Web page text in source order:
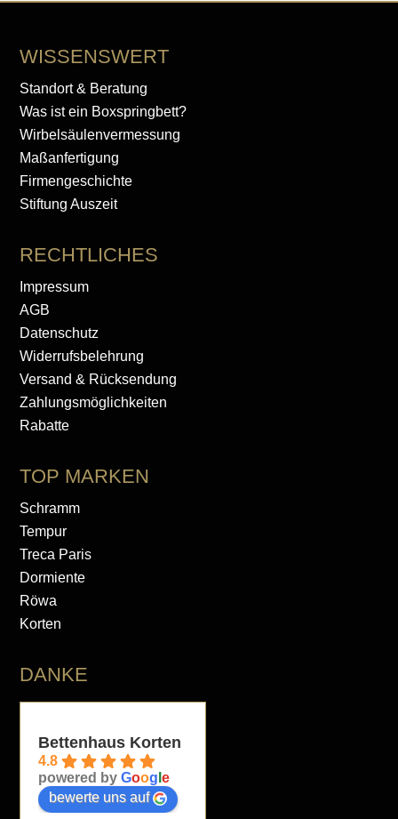
WISSENSWERT
Standort & Beratung
Was ist ein Boxspringbett?
Wirbelsäulenvermessung
Maßanfertigung
Firmengeschichte
Stiftung Auszeit
RECHTLICHES
Impressum
AGB
Datenschutz
Widerrufsbelehrung
Versand & Rücksendung
Zahlungsmöglichkeiten
Rabatte
TOP MARKEN
Schramm
Tempur
Treca Paris
Dormiente
Röwa
Korten
DANKE
Bettenhaus Korten
4.8
powered byGoog le
bewerte uns auf